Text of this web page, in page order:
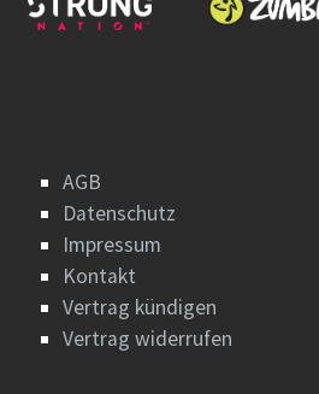
AGB
Datenschutz
Impressum
Kontakt
Vertrag kündigen
Vertrag widerrufen